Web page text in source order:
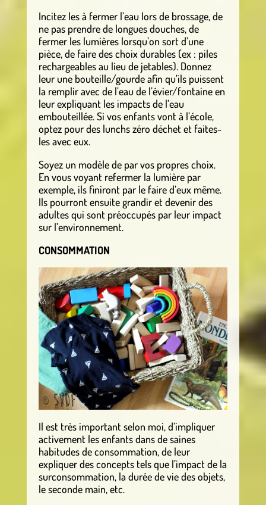
Incitez les à fermer l’eau lors de brossage, de
ne pas prendre de longues douches, de
fermer les lumières lorsqu’on sort d’une
pièce, de faire des choix durables (ex : piles
rechargeables au lieu de jetables). Donnez
leur une bouteille/gourde afin qu’ils puissent
la remplir avec de l’eau de l’évier/fontaine en
leur expliquant les impacts de l’eau
embouteillée. Si vos enfants vont à l’école,
optez pour des lunchs zéro déchet et faites-
les avec eux.
Soyez un modèle de par vos propres choix.
En vous voyant refermer la lumière par
exemple, ils finiront par le faire d’eux même.
Ils pourront ensuite grandir et devenir des
adultes qui sont préoccupés par leur impact
sur l’environnement.
CONSOMMATION
Il est très important selon moi, d’impliquer
activement les enfants dans de saines
habitudes de consommation, de leur
expliquer des concepts tels que l’impact de la
surconsommation, la durée de vie des objets,
le seconde main, etc.